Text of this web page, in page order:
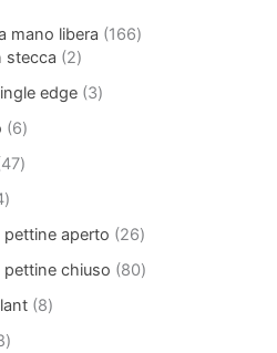
mano libera
166
stecca
2
edge 3
6
47
pettine aperto
26
pettine chiuso
80
8